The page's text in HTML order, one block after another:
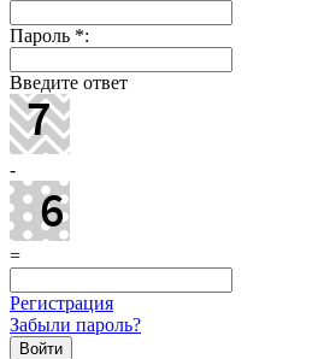
Пароль *:
Введите ответ
-
=
Регистрация
Забыли пароль?